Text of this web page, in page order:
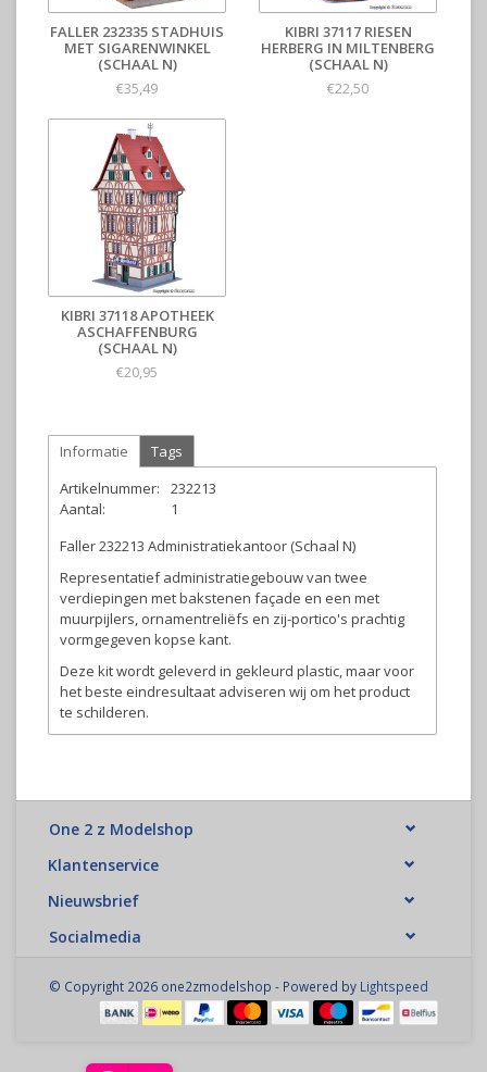
FALLER 232335 STADHUIS
MET SIGARENWINKEL
(SCHAAL N)
€35,49
KIBRI 37117 RIESEN
HERBERG IN MILTENBERG
(SCHAAL N)
€22,50
KIBRI 37118 APOTHEEK
ASCHAFFENBURG
(SCHAAL N)
€20,95
Informatie
Tags
Artikelnummer:
232213
Aantal:
1
Faller 232213 Administratiekantoor (Schaal N)
Representatief administratiegebouw van twee
verdiepingen met bakstenen façade en een met
muurpijlers, ornamentreliëfs en zij-portico's prachtig
vormgegeven kopse kant.
Deze kit wordt geleverd in gekleurd plastic, maar voor
het beste eindresultaat adviseren wij om het product
te schilderen.
One 2 z Modelshop
Klantenservice
Nieuwsbrief
Socialmedia
© Copyright 2026 one2zmodelshop - Powered by Lightspeed